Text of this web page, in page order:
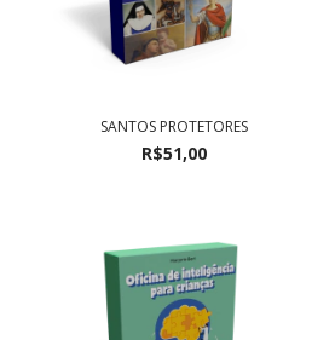
SANTOS PROTETORES
R$51,00